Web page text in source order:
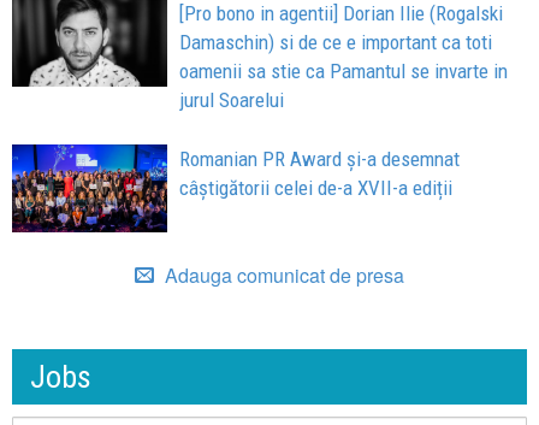
[Pro bono in agentii] Dorian Ilie (Rogalski
Damaschin) si de ce e important ca toti
oamenii sa stie ca Pamantul se invarte in
jurul Soarelui
Romanian PR Award și-a desemnat
câștigătorii celei de-a XVII-a ediții
Adauga comunicat de presa
Jobs